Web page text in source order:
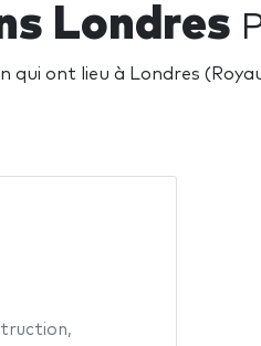
Londres
qui ont lieu à Londres
,